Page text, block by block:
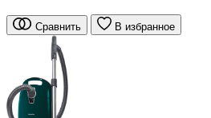
Сравнить В избранное